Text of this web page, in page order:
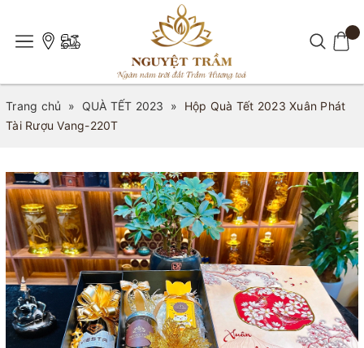
Trang chủ » QUÀ TẾT 2023 »
Hộp Quà Tết 2023 Xuân Phát
Tài Rượu Vang-220T